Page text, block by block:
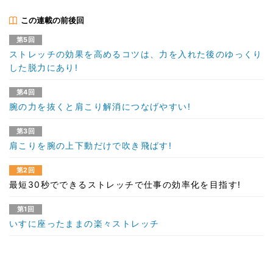
この連載の前後回
第5回
ストレッチの効果を高めるコツは、力を入れた後のゆっくり
した脱力にあり!
第4回
腕の力を抜くと肩こり解消につなげやすい!
第3回
肩こりを腕の上下動だけで吹き飛ばす!
第2回
最短30秒でできるストレッチで仕事の効率化を目指す!
第1回
いすに座ったままの楽々ストレッチ